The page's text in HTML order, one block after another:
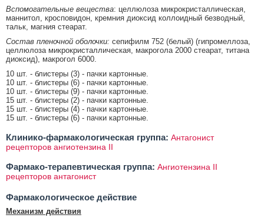
Вспомогательные вещества: целлюлоза микрокристаллическая,
маннитол, кросповидон, кремния диоксид коллоидный безводный,
тальк, магния стеарат.
Состав пленочной оболочки: сепифилм 752 (белый) (гипромеллоза,
целлюлоза микрокристаллическая, макрогола 2000 стеарат, титана
диоксид), макрогол 6000.
10 шт. - блистеры (3) - пачки картонные.
10 шт. - блистеры (6) - пачки картонные.
10 шт. - блистеры (9) - пачки картонные.
15 шт. - блистеры (2) - пачки картонные.
15 шт. - блистеры (4) - пачки картонные.
15 шт. - блистеры (6) - пачки картонные.
Клинико-фармакологическая группа: Антагонист
рецепторов ангиотензина II
Фармако-терапевтическая группа: Ангиотензина II
рецепторов антагонист
Фармакологическое действие
Механизм действия